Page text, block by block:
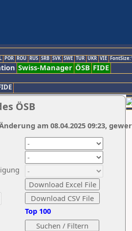
POR ROU RUS SRB SVK SWE TUR UKR VIE
Swiss-Manager ÖSB FIDE
ÖSB
Top 100
am 08.04.2025 09:23,